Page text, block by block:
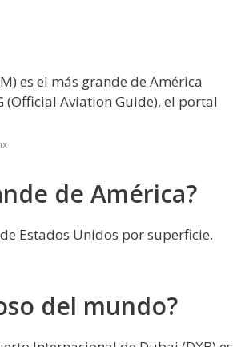
es el más grande de América
(Official Aviation Guide), el portal
de América?
Estados Unidos por superficie.
del mundo?